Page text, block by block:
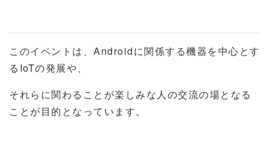
このイベントは、Androidに関係する機器を中心とす
るIoTの発展や、
それらに関わることが楽しみな人の交流の場となる
ことが目的となっています。